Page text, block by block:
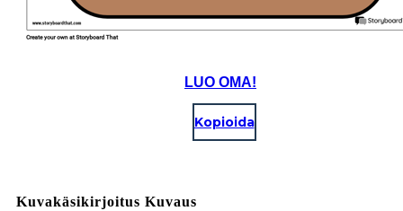
LUO OMA!
Kopioida
Kuvakäsikirjoitus Kuvaus